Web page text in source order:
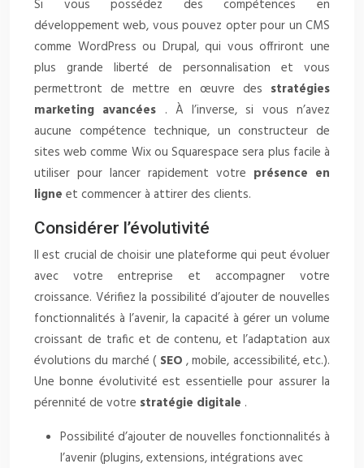
Si vous possédez des compétences en
développement web, vous pouvez opter pour un CMS
comme WordPress ou Drupal, qui vous offriront une
plus grande liberté de personnalisation et vous
permettront de mettre en œuvre des stratégies
marketing avancées . À l’inverse, si vous n’avez
aucune compétence technique, un constructeur de
sites web comme Wix ou Squarespace sera plus facile à
utiliser pour lancer rapidement votre présence en
ligne et commencer à attirer des clients.
Considérer l’évolutivité
Il est crucial de choisir une plateforme qui peut évoluer
avec votre entreprise et accompagner votre
croissance. Vérifiez la possibilité d’ajouter de nouvelles
fonctionnalités à l’avenir, la capacité à gérer un volume
croissant de trafic et de contenu, et l’adaptation aux
évolutions du marché ( SEO , mobile, accessibilité, etc.).
Une bonne évolutivité est essentielle pour assurer la
pérennité de votre stratégie digitale .
Possibilité d’ajouter de nouvelles fonctionnalités à
l’avenir (plugins, extensions, intégrations avec